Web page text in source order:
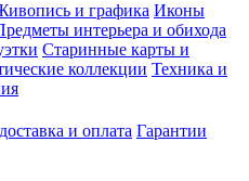
и графика Иконы
интерьера и обихода
Старинные карты и
коллекции Техника и
и оплата Гарантии